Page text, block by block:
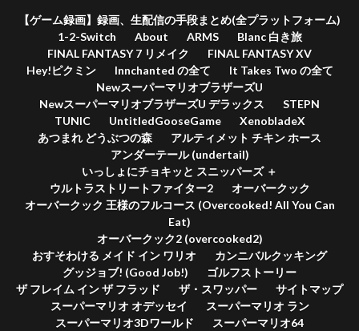
【ゲーム録画】録画、生配信の手段まとめ(全プラットフォーム)
1-2-Switch
About ARMS
Blanc 白き旅
FINAL FANTASY 7 リメイク
FINAL FANTASY XV
Hey!ピクミン
Innchanted の全て
It Takes Two の全て
NewスーパーマリオブラザーズU
NewスーパーマリオブラザーズU デラックス
STEPN
TUNIC
UntitledGooseGame
XenobladeX
あつまれ どうぶつの森
アルティメット チキン ホース
アンダーテール (undertail)
いっしょにチョキッと スニッパーズ ＋
ウルトラストリートファイター2
オーバークック
オーバークック 王様のフルコース (Overcooked! All You Can
Eat)
オーバークック2 (overcooked2)
おすそわける メイド イン ワリオ
カンニバルクッキング
グッジョブ! (Good Job!)
ゴルフストーリー
ザ フレイム イン ザ フラッド
ザ・スワッパー
サイトマップ
スーパーマリオ オデッセイ
スーパーマリオ ラン
スーパーマリオ3Dワールド
スーパーマリオ64